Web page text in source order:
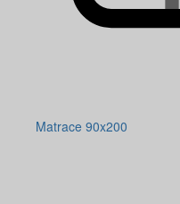
Matrace 90x200